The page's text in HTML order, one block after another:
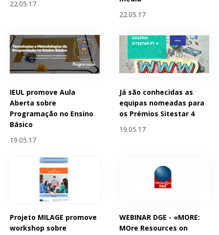
22.05.17
22.05.17
IEUL promove Aula
Aberta sobre
Programação no Ensino
Básico
19.05.17
Já são conhecidas as
equipas nomeadas para
os Prémios Sitestar 4
19.05.17
Projeto MILAGE promove
workshop sobre
WEBINAR DGE - «MORE:
MOre Resources on